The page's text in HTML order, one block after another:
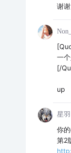
谢
一
[/
up
星羽
你
第2